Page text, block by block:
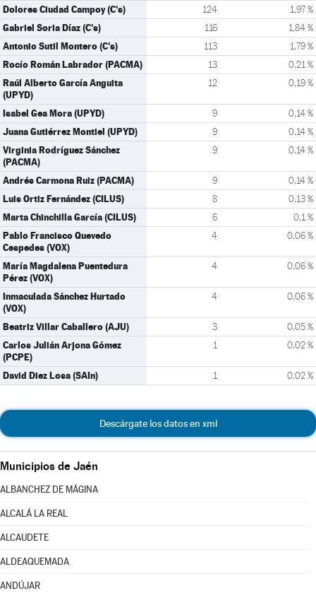
Dolores Ciudad Campoy (C's) 124 1,97 %
Gabriel Soria Díaz (C's) 116 1,84 %
Antonio Sutil Montero (C's) 113 1,79 %
Rocío Román Labrador (PACMA) 13 0,21 %
Raúl Alberto García Anguita
(UPYD)
12 0,19 %
Isabel Gea Mora (UPYD) 9 0,14 %
Juana Gutiérrez Montiel (UPYD) 9 0,14 %
Virginia Rodríguez Sánchez
(PACMA)
9 0,14 %
Andrés Carmona Ruiz (PACMA) 9 0,14 %
Luis Ortiz Fernández (CILUS) 8 0,13 %
Marta Chinchilla García (CILUS) 6 0,1 %
Pablo Francisco Quevedo
Cespedes (VOX)
4 0,06 %
María Magdalena Puentedura
Pérez (VOX)
4 0,06 %
Inmaculada Sánchez Hurtado
(VOX)
4 0,06 %
Beatriz Villar Caballero (AJU) 3 0,05 %
Carlos Julián Arjona Gómez
(PCPE)
1 0,02 %
David Diez Losa (SAIn) 1 0,02 %
Descárgate los datos en xml
Municipios de Jaén
ALBANCHEZ DE MÁGINA
ALCALÁ LA REAL
ALCAUDETE
ALDEAQUEMADA
ANDÚJAR